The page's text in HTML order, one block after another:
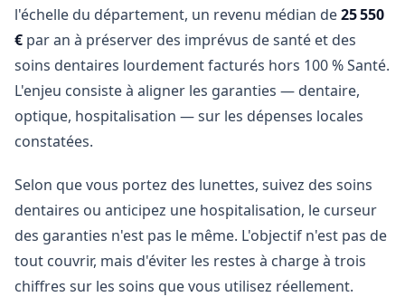
l'échelle du département, un revenu médian de25 550
€ par an à préserver des imprévus de santé et des
soins dentaires lourdement facturés hors 100 % Santé.
L'enjeu consiste à aligner les garanties — dentaire,
optique, hospitalisation — sur les dépenses locales
constatées.
Selon que vous portez des lunettes, suivez des soins
dentaires ou anticipez une hospitalisation, le curseur
des garanties n'est pas le même. L'objectif n'est pas de
tout couvrir, mais d'éviter les restes à charge à trois
chiffres sur les soins que vous utilisez réellement.